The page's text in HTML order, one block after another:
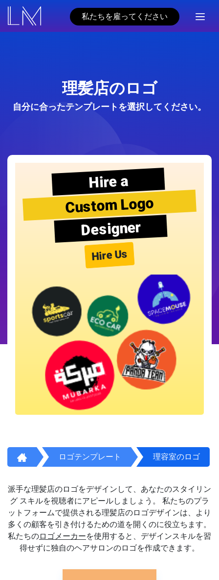
私たちを雇ってください
理髪店のロゴ
自分に合ったテンプレートを選択してください。
Hire a
Custom Logo
Designer
Hire Us
ロゴテンプレート 理容室のロゴ
派手な理髪店のロゴをデザインして、あなたのスタイリン
グ スキルを視聴者にアピールしましょう。 私たちのプラ
ットフォームで提供される理髪店のロゴデザインは、より
多くの顧客を引き付けるための道を開くのに役立ちます。
私たちのロゴメーカーを使用すると、デザインスキルを習
得せずに独自のヘアサロンのロゴを作成できます。